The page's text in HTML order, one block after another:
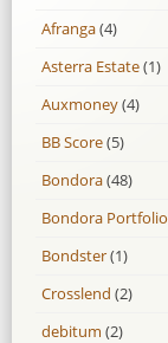
Afranga(4)
Asterra Estate(1)
Auxmoney(4)
BB Score(5)
Bondora(48)
Bondora Portfolio
Bondster(1)
Crosslend (2)
debitum (2)